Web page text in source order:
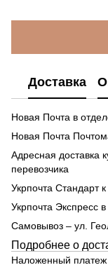
Доставка
Новая Почта в
Новая Почта
Адресная доставка
перевозчика
Укрпочта Стандарт
Укрпочта Экспресс
Самовывоз – ул.
Подробнее о
Наложенный платеж